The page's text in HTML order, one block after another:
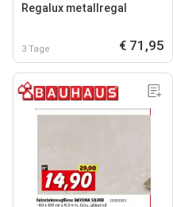
Regalux metallregal
3 Tage € 71,95